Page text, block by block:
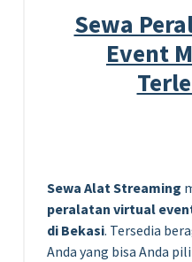
Sewa
Event
Sewa Alat Streaming
peralatan virtual
di Bekasi. Tersedia
Anda yang bisa Anda